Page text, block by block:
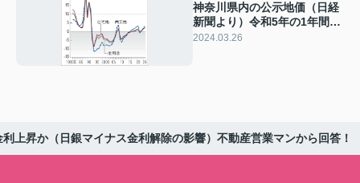
神奈川県内の公示地価（日経
新聞より）令和5年の1年間か
ら デフレマインド脱却する
2024.03.26
利上昇か（日銀マイナス金利解除の影響）不動産営業マンから回答！